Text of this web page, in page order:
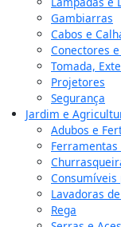
Gambiarras
Cabos e
Conectores
Tomada,
Projetores
Segurança
Jardim e
Adubos e
Ferramentas
Consumíveis
Lavadoras
Rega